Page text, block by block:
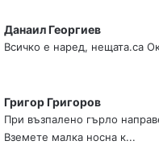
Данаил Георгиев
Всичко е наред, нещата.са
Григор Григоров
При възпалено гърло
Вземете малка носна к...